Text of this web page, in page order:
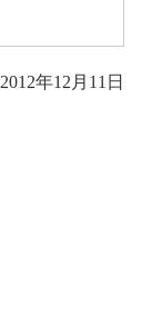
2012年12月11日